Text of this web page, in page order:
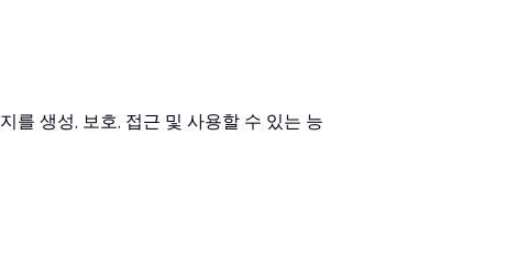
를 생성, 보호, 접근 및 사용할 수 있는 능